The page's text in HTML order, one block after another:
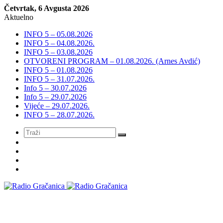
Četvrtak, 6 Avgusta 2026
Aktuelno
INFO 5 – 05.08.2026
INFO 5 – 04.08.2026.
INFO 5 – 03.08.2026
OTVORENI PROGRAM – 01.08.2026. (Arnes Avdić)
INFO 5 – 01.08.2026
INFO 5 – 31.07.2026.
Info 5 – 30.07.2026
Info 5 – 29.07.2026
Vijeće – 29.07.2026.
INFO 5 – 28.07.2026.
Meni